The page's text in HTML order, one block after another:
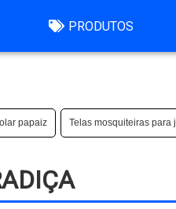
PRODUTOS
papaiz Telas mosquiteiras para